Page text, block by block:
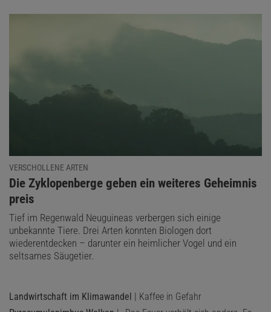
VERSCHOLLENE ARTEN
:
Die Zyklopenberge geben ein weiteres Geheimnis
preis
Tief im Regenwald Neuguineas verbergen sich einige
unbekannte Tiere. Drei Arten konnten Biologen dort
wiederentdecken – darunter ein heimlicher Vogel und ein
seltsames Säugetier.
Landwirtschaft im Klimawandel | Kaffee in Gefahr